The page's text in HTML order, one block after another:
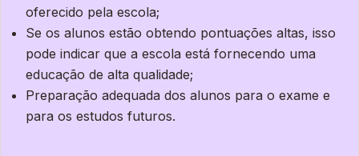
oferecido pela escola;
Se os alunos estão obtendo pontuações altas, isso
pode indicar que a escola está fornecendo uma
educação de alta qualidade;
Preparação adequada dos alunos para o exame e
para os estudos futuros.